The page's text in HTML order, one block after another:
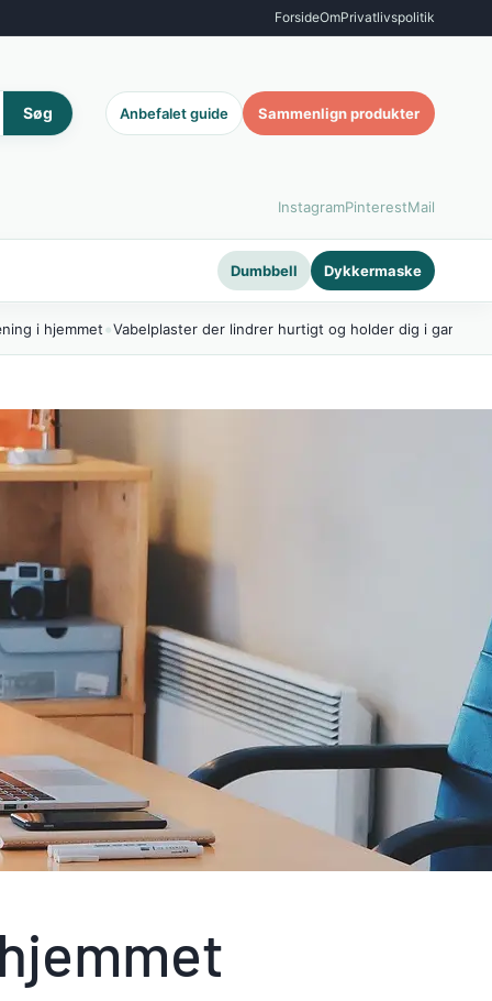
ForsideOmPrivatlivspolitik
Søg Anbefalet guide Sammenlign produkter
InstagramPinterestMail
Dumbbell Dykkermaske
i hjemmet•Vabelplaster der lindrer hurtigt og holder dig i gang